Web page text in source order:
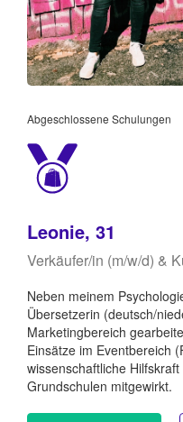
Abgeschlossene Schulungen
Leonie, 31
Verkäufer/in (m/w/d) &
Neben meinem
Übersetzerin (deutsch/
Marketingbereich
Einsätze im Eventbereich
wissenschaftliche
Grundschulen mitgewirkt.